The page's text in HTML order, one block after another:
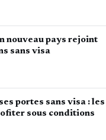
nouveau pays rejoint
sans visa
portes sans visa : les
sous conditions